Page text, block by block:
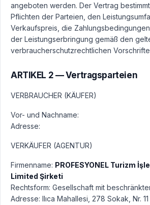
angeboten werden. Der Vertrag
Pflichten der Parteien, den
Verkaufspreis, die
der Leistungserbringung gemäß den
verbraucherschutzrechtlichen
ARTIKEL 2 — Vertragsparteien
VERBRAUCHER (KÄUFER)
Vor- und Nachname:
Adresse:
VERKÄUFER (AGENTUR)
Firmenname: PROFESYONEL Turizm
Limited Şirketi
Rechtsform: Gesellschaft mit
Adresse: Ilıca Mahallesi, 278 Sokak, Nr.